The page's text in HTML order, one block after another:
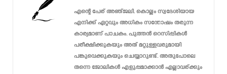
എന്റെ പേര് അഞ്ജലി. കൊല്ലം സ്വദേശിയായ
എനിക്ക് ഏറ്റവും അധികം സന്തോഷം തരുന്ന
കാര്യമാണ് പാചകം. പുത്തൻ റെസിപ്പികൾ
പരീക്ഷിക്കുകയും അത് മറ്റുള്ളവരുമായി
പങ്കുവെക്കുകയും ചെയ്യാറുണ്ട്. അതുപോലെ
തന്നെ ജോലികൾ എളുപ്പമാക്കാൻ എല്ലാവര്ക്കും